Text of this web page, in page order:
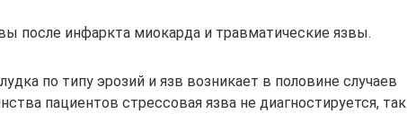
после инфаркта миокарда и травматические язвы.
по типу эрозий и язв возникает в половине случаев
пациентов стрессовая язва не диагностируется, так